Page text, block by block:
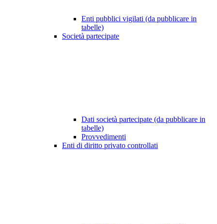
Enti pubblici vigilati (da pubblicare in
tabelle)
Società partecipate
Dati società partecipate (da pubblicare in
tabelle)
Provvedimenti
Enti di diritto privato controllati